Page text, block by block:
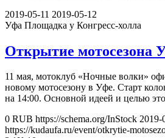
2019-05-11 2019-05-12
Уфа Площадка у Конгресс-холла
Открытие мотосезона
11 мая, мотоклуб «Ночные волки»
новому мотосезону в Уфе. Старт
на 14:00. Основной идеей и целью
0 RUB https://schema.org/InStock 2019-
https://kudaufa.ru/event/otkrytie-